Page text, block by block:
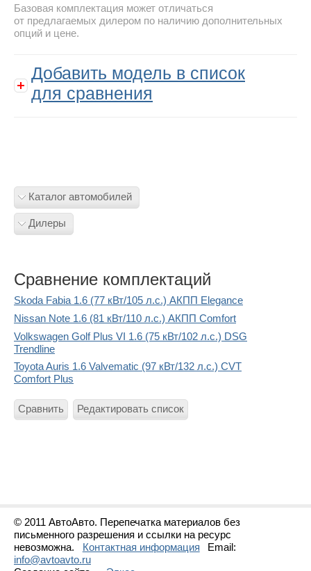
Базовая комплектация может отличаться
от предлагаемых дилером по наличию дополнительных
опций и цене.
Добавить модель в список
для сравнения
Каталог автомобилей
Дилеры
Сравнение комплектаций
Skoda Fabia 1.6 (77 кВт/105 л.с.) АКПП Elegance
Nissan Note 1.6 (81 кВт/110 л.с.) АКПП Comfort
Volkswagen Golf Plus VI 1.6 (75 кВт/102 л.с.) DSG
Trendline
Toyota Auris 1.6 Valvematic (97 кВт/132 л.с.) CVT
Comfort Plus
Сравнить Редактировать список
© 2011 АвтоАвто. Перепечатка материалов без
письменного разрешения и ссылки на ресурс
невозможна.
Контактная информация
Email:
info@avtoavto.ru